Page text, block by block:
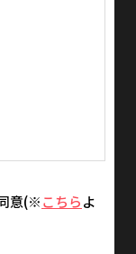
意(※こちらよ